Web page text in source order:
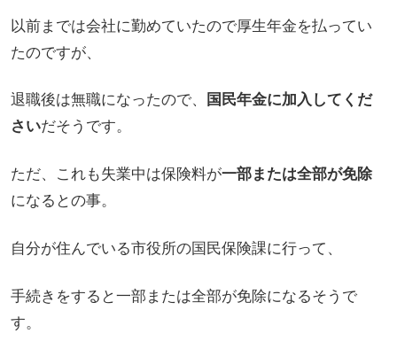
以前までは会社に勤めていたので厚生年金を払ってい
たのですが、
退職後は無職になったので、
国民年金に加入してくだ
さいだそうです。
ただ、これも失業中は保険料が一部または全部が免除
になるとの事。
自分が住んでいる市役所の国民保険課に行って、
手続きをすると一部または全部が免除になるそうで
す。